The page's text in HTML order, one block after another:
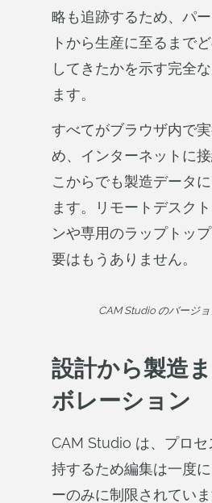
略も追跡するため、パ
トから生産に至るまで
してきたかを示す完全
ます。
すべてがブラウザ内で
め、インターネットに
こからでも製造データ
ます。リモートデスク
ンや専用のラップトッ
要はもうありません。
CAM Studio のバージョ
設計から製造
ボレーション
CAM Studio は、プロセ
持するため編集は一度
ーのみに制限されていま